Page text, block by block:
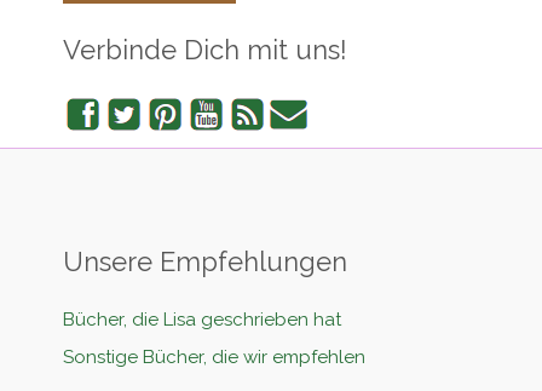
Verbinde Dich mit uns!
Facebook
TwitterPinterestYouTubeRSS
Unsere Empfehlungen
Bücher, die Lisa geschrieben hat
Sonstige Bücher, die wir empfehlen